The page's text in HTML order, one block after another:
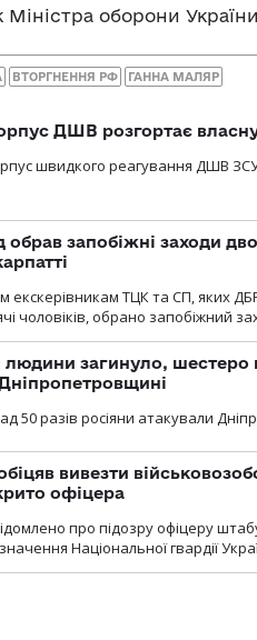
оборони
ВТОРГНЕННЯ РФ ГАННА МАЛЯР
ДШВ розгортає
швидкого реагування ДШВ ЗСУ
обрав запобіжні заходи
екскерівникам ТЦК та СП, яких
чоловіків, обрано запобіжний
людини загинуло, шестеро
50 разів росіяни атакували
вивезти
офіцера
про підозру офіцеру
Національної гвардії